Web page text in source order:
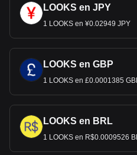
LOOKS en JPY
1 LOOKS en ¥0.02949 JPY
LOOKS en GBP
1 LOOKS en £0.0001385
LOOKS en BRL
1 LOOKS en R$0.0009526